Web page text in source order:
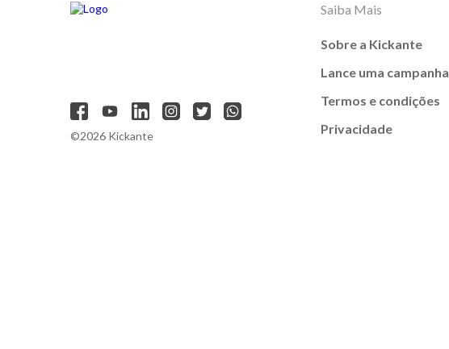
©2026 Kickante
Saiba Mais
Sobre a Kickante
Lance uma campanha
Termos e condições
Privacidade